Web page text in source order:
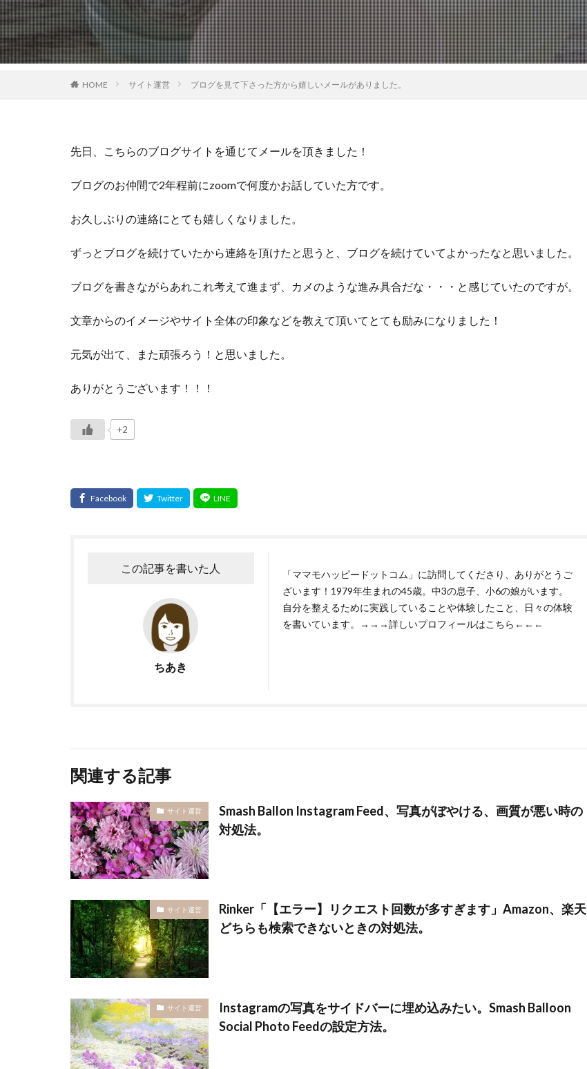
HOME サイト運営 ブログを見て下さった方から嬉しいメールがありました。
先日、こちらのブログサイトを通じてメールを頂きました！
ブログのお仲間で2年程前にzoomで何度かお話していた方です。
お久しぶりの連絡にとても嬉しくなりました。
ずっとブログを続けていたから連絡を頂けたと思うと、ブログを続けていてよかったなと思いました。
ブログを書きながらあれこれ考えて進まず、カメのような進み具合だな・・・と感じていたのですが。
文章からのイメージやサイト全体の印象などを教えて頂いてとても励みになりました！
元気が出て、また頑張ろう！と思いました。
ありがとうございます！！！
+2
この記事を書いた人
ちあき
「ママモハッピードットコム」に訪問してくださり、ありがとうご
ざいます！1979年生まれの45歳。中3の息子、小6の娘がいます。
自分を整えるために実践していることや体験したこと、日々の体験
を書いています。
→→→詳しいプロフィールはこちら←←←
関連する記事
サイト運営
Smash Ballon Instagram Feed、写真がぼやける、画質が悪い時の
対処法。
サイト運営
Rinker「【エラー】リクエスト回数が多すぎます」Amazon、楽天
どちらも検索できないときの対処法。
サイト運営
Instagramの写真をサイドバーに埋め込みたい。Smash Balloon
Social Photo Feedの設定方法。